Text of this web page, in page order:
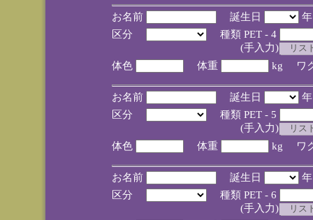
お名前 誕生日
区分
種類 PET - 4
(手入力)
体色
体重 kg ワ
お名前 誕生日
区分
種類 PET - 5
(手入力)
体色
体重 kg ワ
お名前 誕生日
区分
種類 PET - 6
(手入力)